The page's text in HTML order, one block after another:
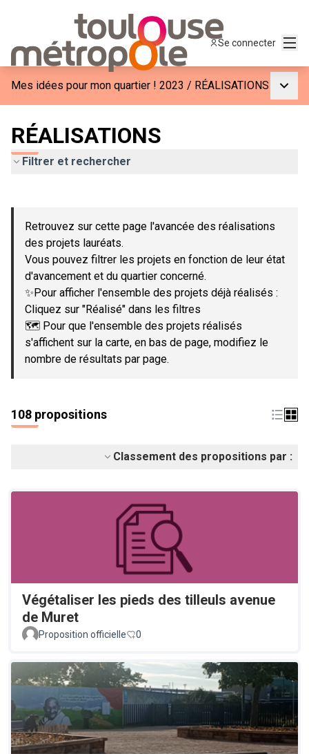
Se connecter
Mes idées pour mon quartier ! 2023 / RÉALISATIONS
RÉALISATIONS
Filtrer et rechercher
−
Retrouvez sur cette page l'avancée des réalisations
des projets lauréats.
Vous pouvez filtrer les projets en fonction de leur état
d'avancement et du quartier concerné.
✨Pour afficher l'ensemble des projets déjà réalisés :
Cliquez sur "Réalisé" dans les filtres
🗺️ Pour que l'ensemble des projets réalisés
s'affichent sur la carte, en bas de page, modifiez le
nombre de résultats par page.
108 propositions
Classement des propositions par :
Végétaliser les pieds des tilleuls avenue
de Muret
Proposition officielle 0